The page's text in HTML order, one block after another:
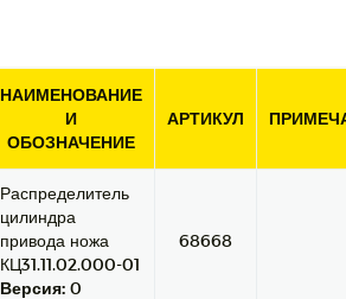
НАИМЕНОВАНИЕ
И
ОБОЗНАЧЕНИЕ
АРТИКУЛ
Распределитель
цилиндра
привода ножа
КЦ31.11.02.000-01
Версия: 0
68668